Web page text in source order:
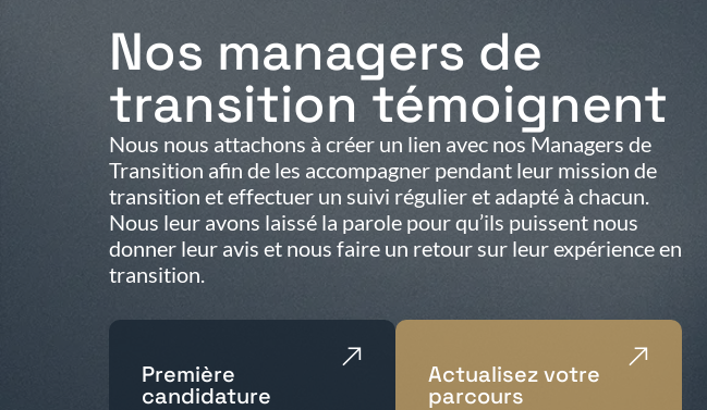
Nos managers de
transition témoignent
Nous nous attachons à créer un lien avec nos Managers de
Transition afin de les accompagner pendant leur mission de
transition et effectuer un suivi régulier et adapté à chacun.
Nous leur avons laissé la parole pour qu’ils puissent nous
donner leur avis et nous faire un retour sur leur expérience en
transition.
Première
candidature
Actualisez votre
parcours